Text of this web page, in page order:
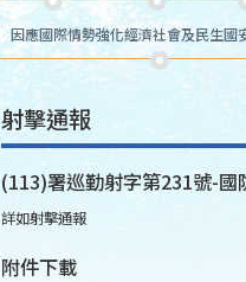
因應國際情勢強化經濟社會及民生國
射擊通報
(113)署巡勤射字第231號-
詳如射擊通報
附件下載